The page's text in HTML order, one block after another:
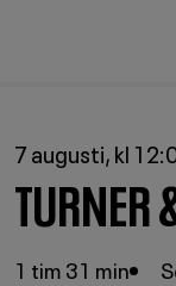
7 augusti, kl
TURNER
1 tim 31 min